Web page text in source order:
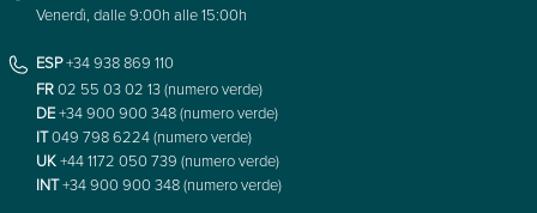
Venerdì, dalle 9:00h alle 15:00h
ESP+34 938 869 110
FR02 55 03 02 13 (numero verde)
DE+34 900 900 348 (numero verde)
IT049 798 6224 (numero verde)
UK+44 1172 050 739 (numero verde)
INT+34 900 900 348 (numero verde)